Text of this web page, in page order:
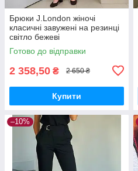
Брюки J.London жіночі
класичні завужені на резинці
світло бежеві
Готово до відправки
2 358,50 ₴ 2 650 ₴
Купити
–10%